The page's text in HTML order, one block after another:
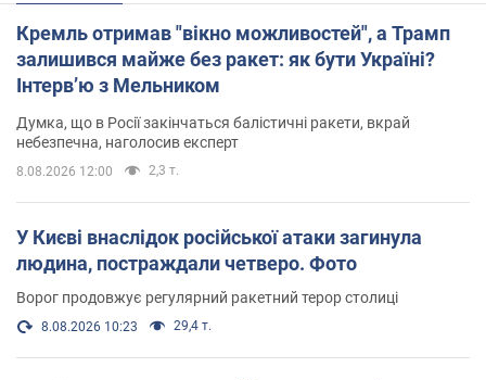
Кремль отримав "вікно можливостей", а Трамп
залишився майже без ракет: як бути Україні?
Інтерв’ю з Мельником
Думка, що в Росії закінчаться балістичні ракети, вкрай
небезпечна, наголосив експерт
8.08.2026 12:00 2,3 т.
У Києві внаслідок російської атаки загинула
людина, постраждали четверо. Фото
Ворог продовжує регулярний ракетний терор столиці
8.08.2026 10:23 29,4 т.